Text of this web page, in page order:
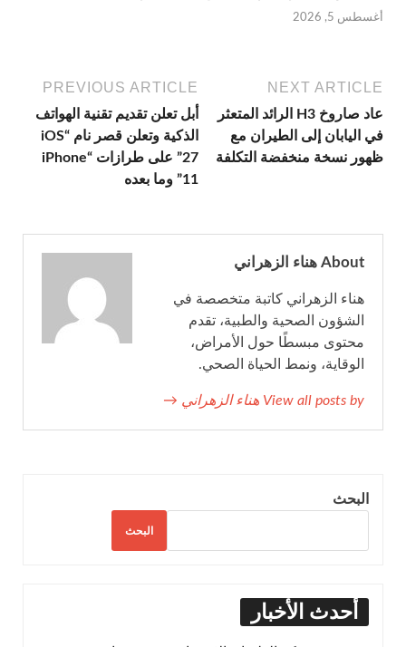
أغسطس 5, 2026
PREVIOUS ARTICLE
أبل تعلن تقديم تقنية الهواتف
الذكية وتعلن قصر نام “iOS
27” على طرازات “iPhone
11” وما بعده
NEXT ARTICLE
عاد صاروخ H3 الرائد المتعثر
في اليابان إلى الطيران مع
ظهور نسخة منخفضة التكلفة
About هناء الزهراني
هناء الزهراني كاتبة متخصصة في
الشؤون الصحية والطبية، تقدم
محتوى مبسطًا حول الأمراض،
الوقاية، ونمط الحياة الصحي.
View all posts by هناء الزهراني →
البحث
البحث
أحدث الأخبار